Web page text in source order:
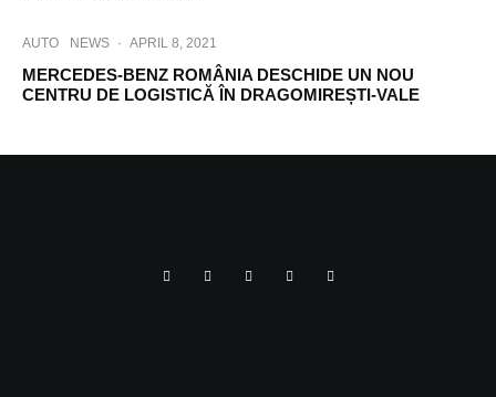
AUTO NEWS · APRIL 8, 2021
MERCEDES-BENZ ROMÂNIA DESCHIDE UN NOU
CENTRU DE LOGISTICĂ ÎN DRAGOMIREȘTI-VALE